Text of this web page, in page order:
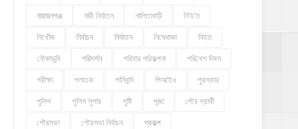
নারায়নগঞ্জ নারী নির্যাতন নালিতাবাড়ী নি'হ'ত
নিখোঁজ নির্বাচন নির্যাতন নিষেধাজ্ঞা নিহত
নৌকাডুবি পরিদর্শন পরিবার পরিকল্পনা পরিবেশ দিবস
পরীক্ষা পলাতক পানিবন্দি পিআইও পুরস্কার
পুলিশ পুলিশ সুপার পুষ্টি পূজা পৌর প্রার্থী
পৌরসভা পৌরসভা নির্বাচন প্রকল্প